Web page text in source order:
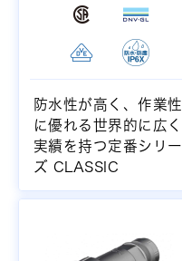
防水性が高く、作業性
に優れる世界的に広く
実績を持つ定番シリー
ズ CLASSIC